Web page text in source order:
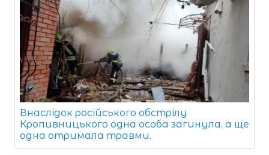
Внаслідок російського обстрілу
Кропивницького одна особа загинула, а ще
одна отримала травми.